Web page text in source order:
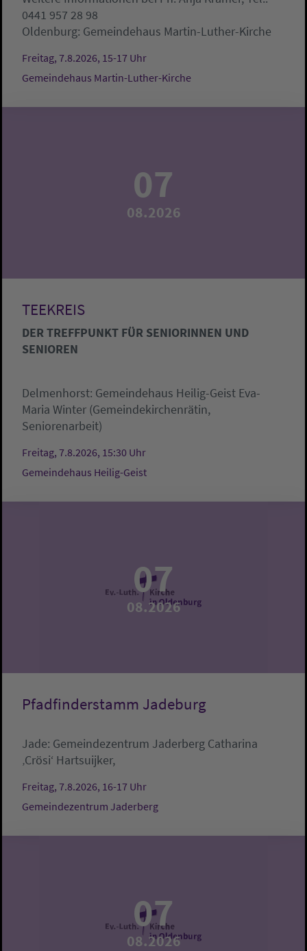
0441 957 28 98
Oldenburg: Gemeindehaus Martin-Luther-Kirche
Freitag, 7.8.2026, 15-17 Uhr
Gemeindehaus Martin-Luther-Kirche
07
08.2026
TEEKREIS
DER TREFFPUNKT FÜR SENIORINNEN UND
SENIOREN
Delmenhorst: Gemeindehaus Heilig-Geist Eva-
Maria Winter (Gemeindekirchenrätin,
Seniorenarbeit)
Freitag, 7.8.2026, 15:30 Uhr
Gemeindehaus Heilig-Geist
07
08.2026
Pfadfinderstamm Jadeburg
Jade: Gemeindezentrum Jaderberg Catharina
‚Crösi‘ Hartsuijker,
Freitag, 7.8.2026, 16-17 Uhr
Gemeindezentrum Jaderberg
07
08.2026